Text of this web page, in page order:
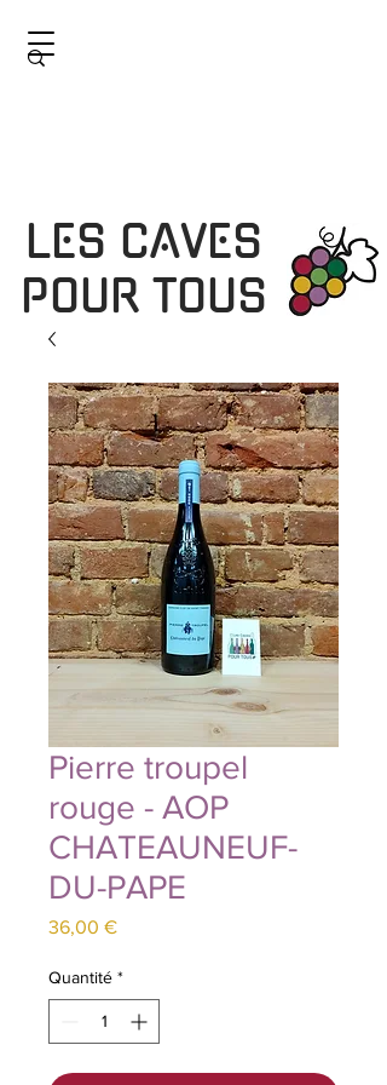
LES CAVES
POUR TOUS
Pierre troupel
rouge - AOP
CHATEAUNEUF-
DU-PAPE
36,00 €Prix
Quantité *